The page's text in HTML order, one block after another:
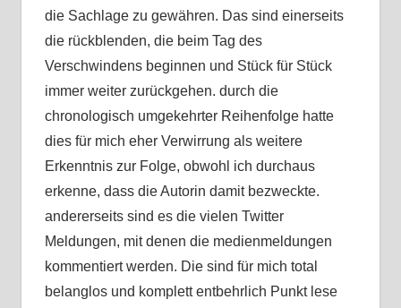
die Sachlage zu gewähren. Das sind einerseits
die rückblenden, die beim Tag des
Verschwindens beginnen und Stück für Stück
immer weiter zurückgehen. durch die
chronologisch umgekehrter Reihenfolge hatte
dies für mich eher Verwirrung als weitere
Erkenntnis zur Folge, obwohl ich durchaus
erkenne, dass die Autorin damit bezweckte.
andererseits sind es die vielen Twitter
Meldungen, mit denen die medienmeldungen
kommentiert werden. Die sind für mich total
belanglos und komplett entbehrlich Punkt lese